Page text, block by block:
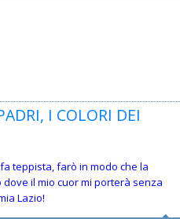
I COLORI DEI
teppista, farò in modo che la
il mio cuor mi porterà senza
Lazio!